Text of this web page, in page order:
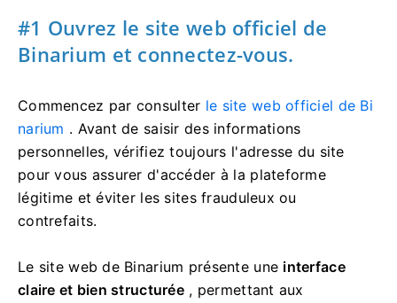
#1 Ouvrez le site web officiel de
Binarium et connectez-vous.
Commencez par consulter le site web officiel de Bi
narium . Avant de saisir des informations
personnelles, vérifiez toujours l'adresse du site
pour vous assurer d'accéder à la plateforme
légitime et éviter les sites frauduleux ou
contrefaits.
Le site web de Binarium présente une interface
claire et bien structurée , permettant aux